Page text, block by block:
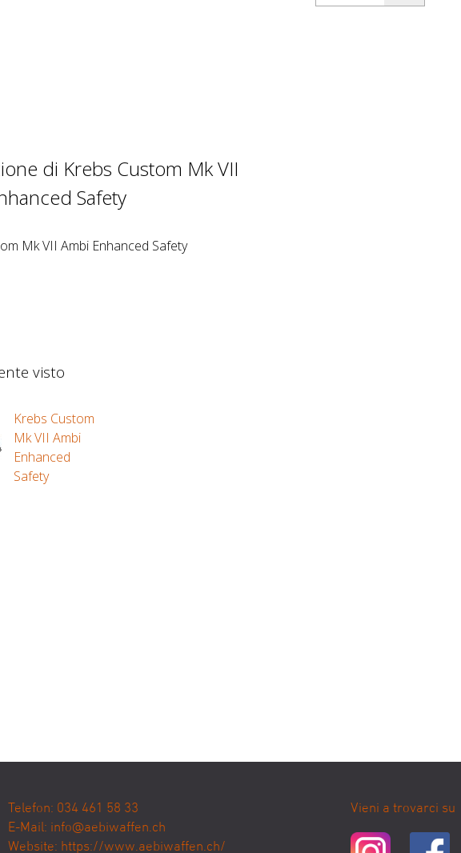
di Krebs Custom Mk VII
Safety
Mk VII Ambi Enhanced Safety
visto
Krebs Custom
Mk VII Ambi
Enhanced
Safety
Telefon: 034 461 58 33
E-Mail: info@aebiwaffen.ch
Website: https://www.aebiwaffen.ch/
Vieni a trovarci su